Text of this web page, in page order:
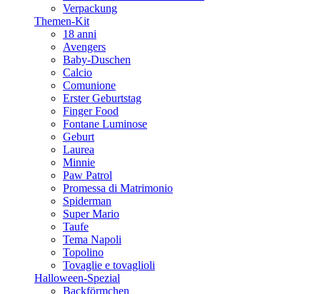
Verpackung
Themen-Kit
18 anni
Avengers
Baby-Duschen
Calcio
Comunione
Erster Geburtstag
Finger Food
Fontane Luminose
Geburt
Laurea
Minnie
Paw Patrol
Promessa di Matrimonio
Spiderman
Super Mario
Taufe
Tema Napoli
Topolino
Tovaglie e tovaglioli
Halloween-Spezial
Backförmchen